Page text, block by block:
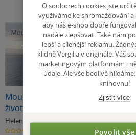
Moudrá slova o
životě
Helen Exley
0.0
Věk je jen číslo
Helen Exley
O souborech cookies jste
využíváme ke shromažďování a
aby náš e-shop dobře
nadále zlepšovat. Také nám
lepší a cílenější reklamu.
klidně Vergilia v originále. Váš
marketingovým platformám i
údaje. Ale vše bedlivě
knihovnu!
Zjistit více
Povolit vše